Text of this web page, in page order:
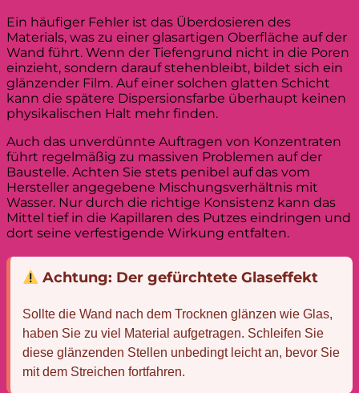
Ein häufiger Fehler ist das Überdosieren des
Materials, was zu einer glasartigen Oberfläche auf der
Wand führt. Wenn der Tiefengrund nicht in die Poren
einzieht, sondern darauf stehenbleibt, bildet sich ein
glänzender Film. Auf einer solchen glatten Schicht
kann die spätere Dispersionsfarbe überhaupt keinen
physikalischen Halt mehr finden.
Auch das unverdünnte Auftragen von Konzentraten
führt regelmäßig zu massiven Problemen auf der
Baustelle. Achten Sie stets penibel auf das vom
Hersteller angegebene Mischungsverhältnis mit
Wasser. Nur durch die richtige Konsistenz kann das
Mittel tief in die Kapillaren des Putzes eindringen und
dort seine verfestigende Wirkung entfalten.
Achtung: Der gefürchtete Glaseffekt
Sollte die Wand nach dem Trocknen glänzen wie Glas,
haben Sie zu viel Material aufgetragen. Schleifen Sie
diese glänzenden Stellen unbedingt leicht an, bevor Sie
mit dem Streichen fortfahren.